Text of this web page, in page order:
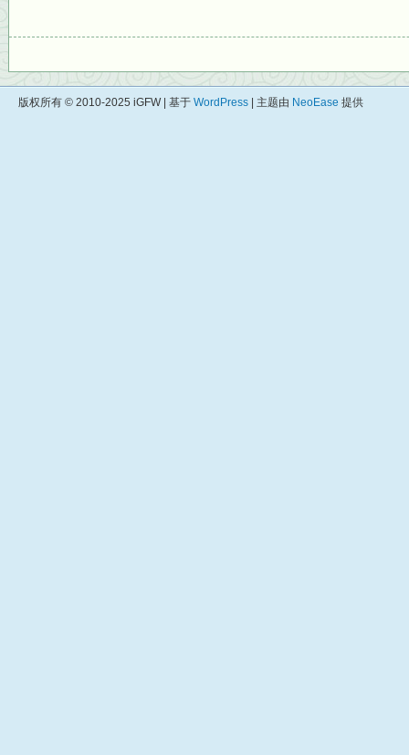
版权所有 © 2010-2025 iGFW | 基于 WordPress | 主题由 NeoEase 提供